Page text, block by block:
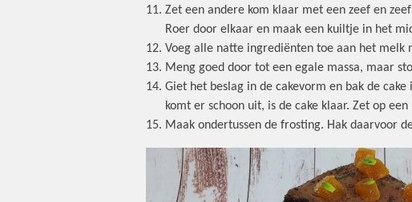
Zet een andere kom klaar met een zeef en
Roer door elkaar en maak een kuiltje in het
Voeg alle natte ingrediënten toe aan het
Meng goed door tot een egale massa, maar
Giet het beslag in de cakevorm en bak de
komt er schoon uit, is de cake klaar. Zet op
Maak ondertussen de frosting. Hak daarvoor